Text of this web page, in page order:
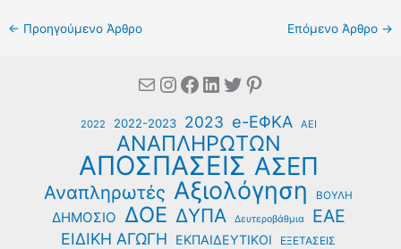
← Προηγούμενο Άρθρο Επόμενο Άρθρο →
MailInstagram
Facebook
Linkedin
Twitter
Pinterest
2022 2022-2023 2023 e-ΕΦΚΑ ΑΕΙ
ΑΝΑΠΛΗΡΩΤΩΝ
ΑΠΟΣΠΑΣΕΙΣ ΑΣΕΠ
Αναπληρωτές Αξιολόγηση ΒΟΥΛΗ
ΔΗΜΟΣΙΟ ΔΟΕ ΔΥΠΑ Δευτεροβάθμια ΕΑΕ
ΕΙΔΙΚΗ ΑΓΩΓΗ ΕΚΠΑΙΔΕΥΤΙΚΟΙ ΕΞΕΤΑΣΕΙΣ